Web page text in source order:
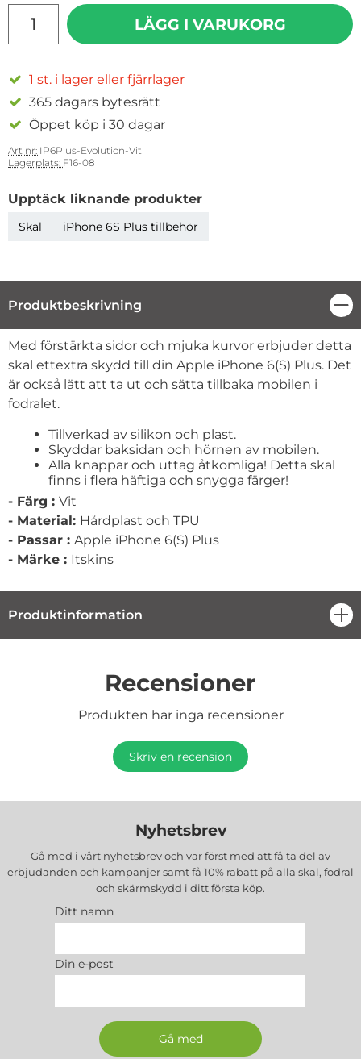
LÄGG I VARUKORG
1 st. i lager eller fjärrlager
365 dagars bytesrätt
Öppet köp i 30 dagar
Art nr: IP6Plus-Evolution-Vit
Lagerplats: F16-08
Upptäck liknande produkter
Skal iPhone 6S Plus tillbehör
Produktbeskrivning
Produktbeskrivning
Med förstärkta sidor och mjuka kurvor erbjuder detta
skal ettextra skydd till din Apple iPhone 6(S) Plus. Det
är också lätt att ta ut och sätta tillbaka mobilen i
fodralet.
Tillverkad av silikon och plast.
Skyddar baksidan och hörnen av mobilen.
Alla knappar och uttag åtkomliga! Detta skal
finns i flera häftiga och snygga färger!
- Färg : Vit
- Material: Hårdplast och TPU
- Passar : Apple iPhone 6(S) Plus
- Märke : Itskins
Produktinformation
Recensioner
Produkten har inga recensioner
Skriv en recension
Nyhetsbrev
Gå med i vårt nyhetsbrev och var först med att få ta del av
erbjudanden och kampanjer samt få 10% rabatt på alla skal, fodral
och skärmskydd i ditt första köp.
Ditt namn
Din e-post